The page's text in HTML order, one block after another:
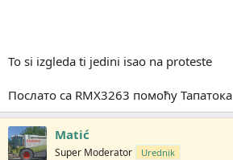
To si izgleda ti jedini isao na proteste
Послато са RMX3263 помоћу Тапатока
Matić
Super Moderator Urednik